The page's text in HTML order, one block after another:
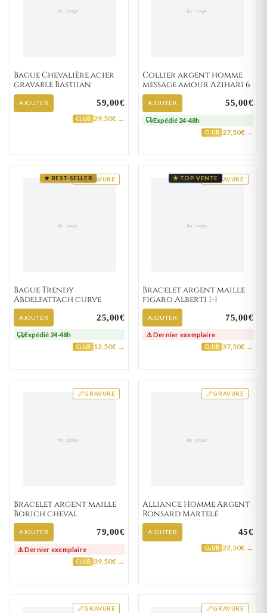
Bague Chevalière acier
gravable Bastiian
AJOUTER 59,00€
CLUB 29,50€ →
Collier argent homme
message amour Azihari 6
AJOUTER 55,00€
Expédié 24-48h
CLUB 27,50€ →
GRAVURE
★ BEST-SELLER
Bague Trendy
Abdelfattach curve
AJOUTER 25,00€
Expédié 24-48h
CLUB 12,50€ →
GRAVURE
★ TOP VENTE
Bracelet argent maille
figaro Alberti 1-1
AJOUTER 75,00€
⚠️ Dernier exemplaire
CLUB 37,50€ →
GRAVURE
Bracelet argent maille
Borich cheval
AJOUTER 79,00€
⚠️ Dernier exemplaire
CLUB 39,50€ →
GRAVURE
Alliance Homme Argent
Ronsard Martelé
AJOUTER 45€
CLUB 22,50€ →
GRAVURE GRAVURE